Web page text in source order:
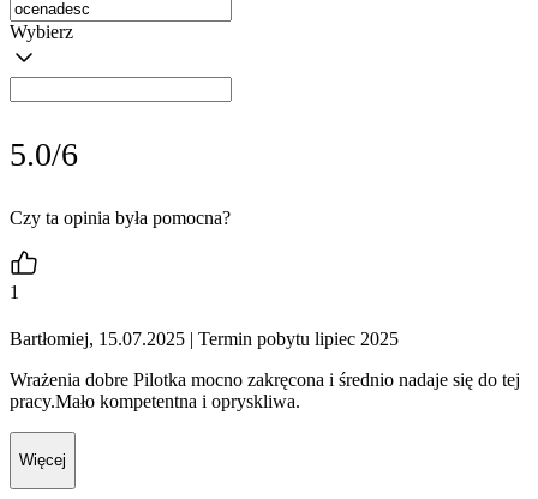
Wybierz
5.0/6
Czy ta opinia była pomocna?
1
Bartłomiej, 15.07.2025 | Termin pobytu lipiec 2025
Wrażenia dobre Pilotka mocno zakręcona i średnio nadaje się do tej
pracy.Mało kompetentna i opryskliwa.
Więcej